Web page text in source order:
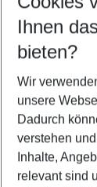
09.08.26–
2
Ihnen
bieten?
Wir
unsere
Dadurch
verstehen
Inhalte,
relevant sind